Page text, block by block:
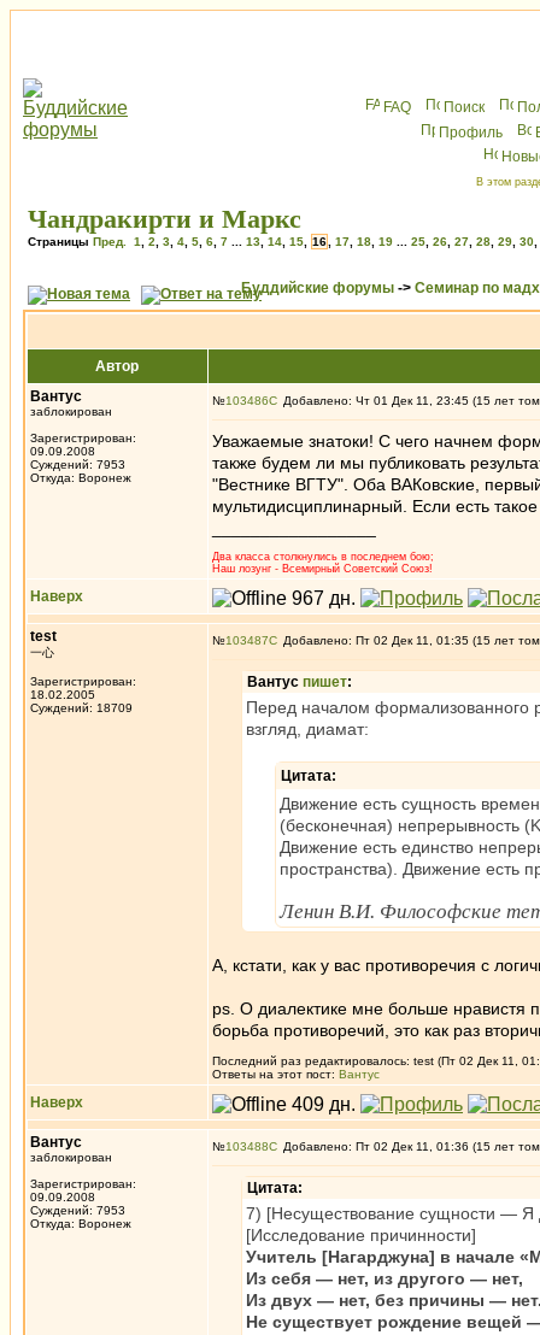
FAQ Поиск
Профиль
В этом
Чандракирти и Маркс
Страницы Пред. 1 2 3 4 5 6 7 13 14 15 16 17 18 19 25 26 27 28 29 30
Буддийские форумы -> Семинар по
Автор
Вантус
заблокирован
Зарегистрирован:
09.09.2008
Суждений: 7953
Откуда: Воронеж
№103486 Добавлено: Чт 01 Дек 11, 23:45 (15 лет
Уважаемые знатоки! С чего начнем
также будем ли мы публиковать
"Вестнике ВГТУ". Оба ВАКовские,
мультидисциплинарный. Если есть
Два класса столкнулись в последнем бою;
Наш лозунг - Всемирный Советский Союз!
Наверх
test
一心
Зарегистрирован:
18.02.2005
Суждений: 18709
№103487 Добавлено: Пт 02 Дек 11, 01:35 (15 лет
Вантус пишет:
Перед началом формализованного
взгляд, диамат:
Цитата:
Движение есть сущность
(бесконечная) непрерывность
Движение есть единство
пространства). Движение есть
Ленин В.И. Философские
А, кстати, как у вас противоречия с
ps. О диалектике мне больше нравистя
борьба противоречий, это как раз
Последний раз редактировалось: test (Пт 02 Дек 11,
Ответы на этот пост: Вантус
Наверх
Вантус
заблокирован
Зарегистрирован:
09.09.2008
Суждений: 7953
Откуда: Воронеж
№103488 Добавлено: Пт 02 Дек 11, 01:36 (15 лет
Цитата:
7) [Несуществование сущности — Я
[Исследование причинности]
Учитель [Нагарджуна] в начале
Из себя — нет, из другого — нет,
Из двух — нет, без причины —
Не существует рождение вещей